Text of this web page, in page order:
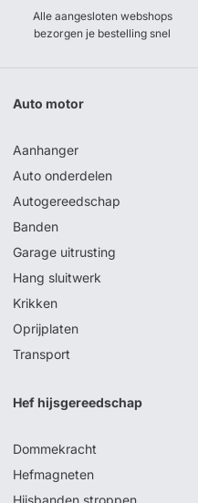
Alle aangesloten webshops
bezorgen je bestelling snel
Auto motor
Aanhanger
Auto onderdelen
Autogereedschap
Banden
Garage uitrusting
Hang sluitwerk
Krikken
Oprijplaten
Transport
Hef hijsgereedschap
Dommekracht
Hefmagneten
Hijsbanden stroppen